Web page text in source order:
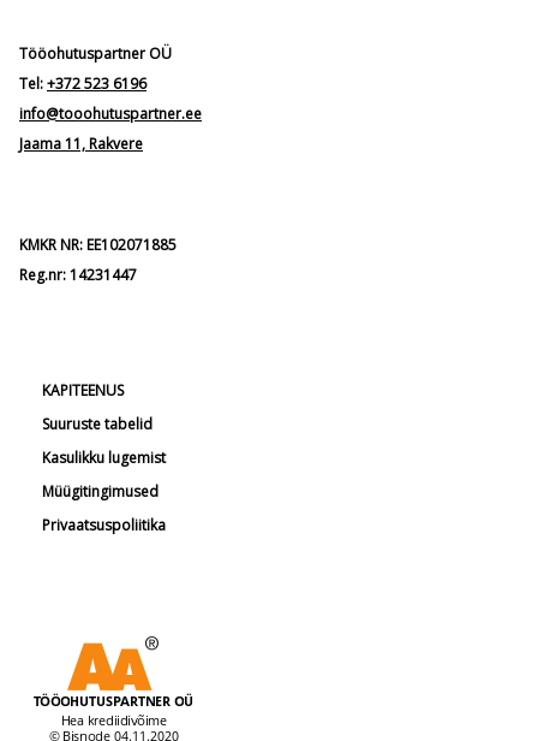
Tööohutuspartner OÜ
Tel:+372 523 6196
info@tooohutuspartner.ee
Jaama 11, Rakvere
KMKR NR: EE102071885
Reg.nr: 14231447
KAPITEENUS
Suuruste tabelid
Kasulikku lugemist
Müügitingimused
Privaatsuspoliitika